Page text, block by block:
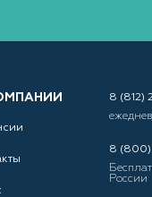
8 (812)
8 (800)
России